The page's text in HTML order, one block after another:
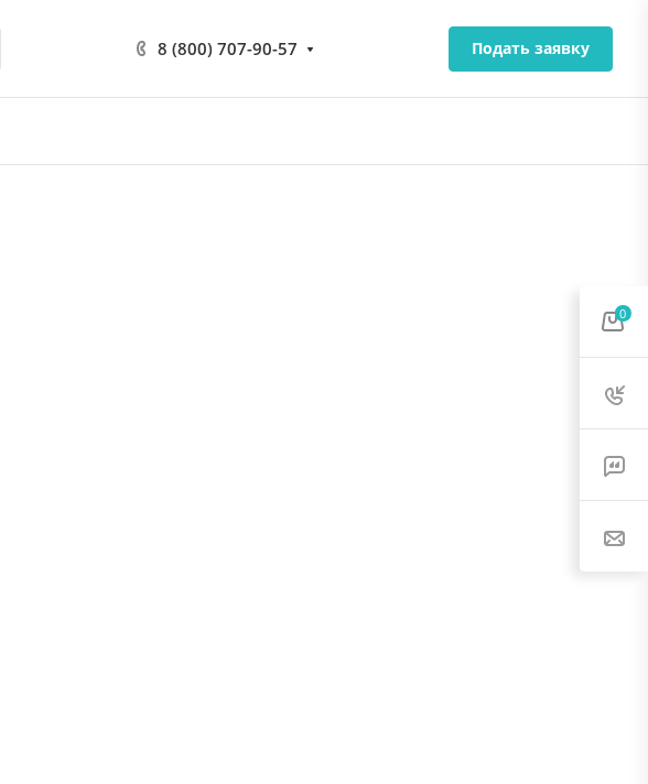
8 (800) 707-90-57 Подать заявку
0